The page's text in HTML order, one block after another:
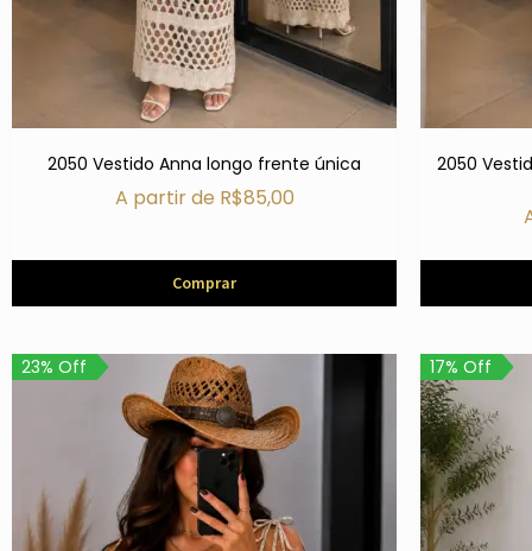
2050 Vestido Anna longo frente única
A partir de R$85,00
Comprar
2050
23% Off 17% Off